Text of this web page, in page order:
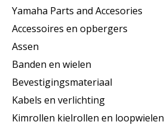
Yamaha Parts and Accesories
Accessoires en opbergers
Assen
Banden en wielen
Bevestigingsmateriaal
Kabels en verlichting
Kimrollen kielrollen en loopwielen